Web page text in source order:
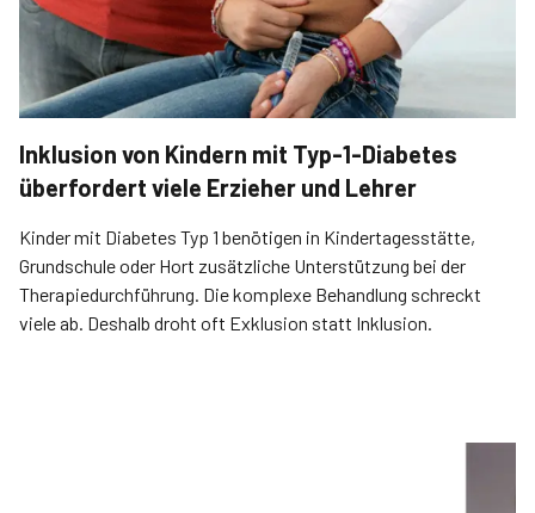
Inklusion von Kindern mit Typ-1-Diabetes
überfordert viele Erzieher und Lehrer
Kinder mit Diabetes Typ 1 benötigen in Kindertagesstätte,
Grundschule oder Hort zusätzliche Unterstützung bei der
Therapiedurchführung. Die komplexe Behandlung schreckt
viele ab. Deshalb droht oft Exklusion statt Inklusion.